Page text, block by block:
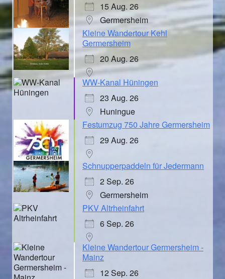
15 Aug. 26
Germersheim
Kleine Wandertour Kehl
Germersheim
20 Aug. 26
WW-Kanal Hüningen
23 Aug. 26
Huningue
Festumzug 750 Jahre Germersheim
29 Aug. 26
Schnupperpaddeln für Jedermann
2 Sep. 26
Germersheim
PKV Altrheinfahrt
6 Sep. 26
Kleine Wandertour Germersheim -
Mainz
12 Sep. 26